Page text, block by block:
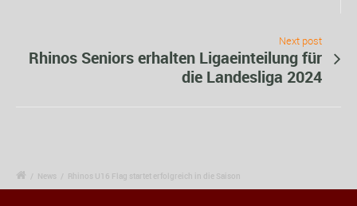
Next post
Rhinos Seniors erhalten Ligaeinteilung für
die Landesliga 2024
/ News / Rhinos U16 Flag startet erfolgreich in die Saison